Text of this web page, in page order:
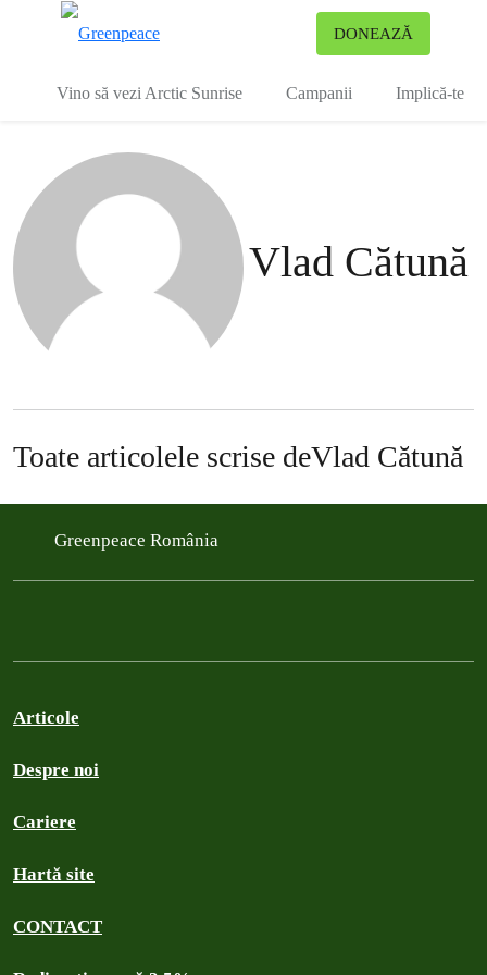
DONEAZĂ
Vino să vezi Arctic Sunrise Campanii Implică-te
Vlad Cătună
Toate articolele scrise deVlad Cătună
Greenpeace România
Articole
Despre noi
Cariere
Hartă site
CONTACT